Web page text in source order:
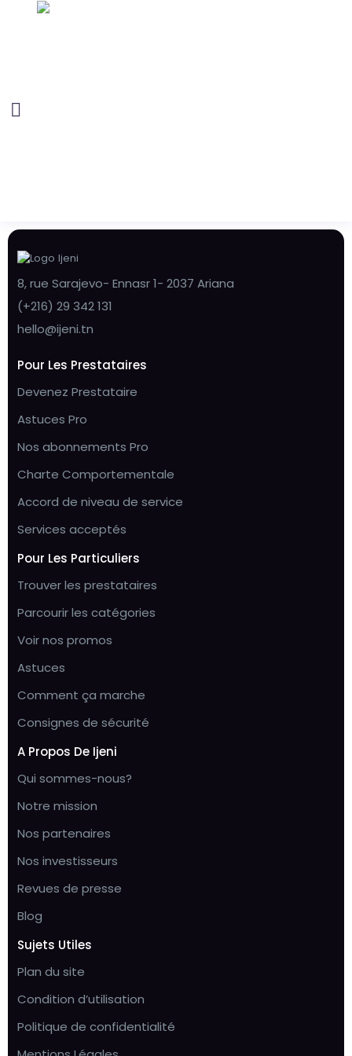
8, rue Sarajevo- Ennasr 1- 2037 Ariana
(+216) 29 342 131
hello@ijeni.tn
Pour Les Prestataires
Devenez Prestataire
Astuces Pro
Nos abonnements Pro
Charte Comportementale
Accord de niveau de service
Services acceptés
Pour Les Particuliers
Trouver les prestataires
Parcourir les catégories
Voir nos promos
Astuces
Comment ça marche
Consignes de sécurité
A Propos De Ijeni
Qui sommes-nous?
Notre mission
Nos partenaires
Nos investisseurs
Revues de presse
Blog
Sujets Utiles
Plan du site
Condition d’utilisation
Politique de confidentialité